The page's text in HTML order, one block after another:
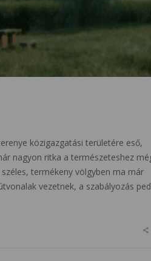
közigazgatási területére eső,
nagyon ritka a természeteshez
termékeny völgyben ma már
vezetnek, a szabályozás